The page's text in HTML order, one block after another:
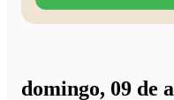
domingo, 09 de